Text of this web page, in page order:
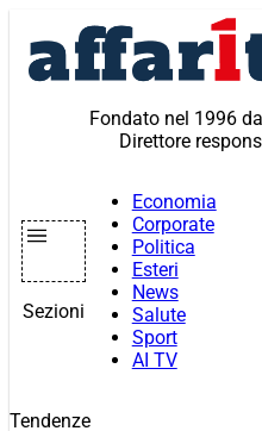
contenuto
Fondato nel 1996
Direttore
Sezioni
Economia
Corporate
Politica
Esteri
News
Salute
Sport
AI TV
Tendenze